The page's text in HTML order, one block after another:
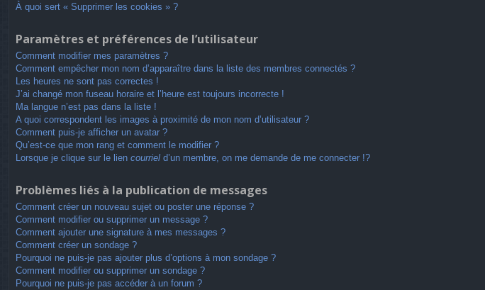
À quoi sert « Supprimer les cookies » ?
Paramètres et préférences de l’utilisateur
Comment modifier mes paramètres ?
Comment empêcher mon nom d’apparaître dans la liste des membres connectés ?
Les heures ne sont pas correctes !
J’ai changé mon fuseau horaire et l’heure est toujours incorrecte !
Ma langue n’est pas dans la liste !
A quoi correspondent les images à proximité de mon nom d’utilisateur ?
Comment puis-je afficher un avatar ?
Qu’est-ce que mon rang et comment le modifier ?
Lorsque je clique sur le lien courriel d’un membre, on me demande de me connecter !?
Problèmes liés à la publication de messages
Comment créer un nouveau sujet ou poster une réponse ?
Comment modifier ou supprimer un message ?
Comment ajouter une signature à mes messages ?
Comment créer un sondage ?
Pourquoi ne puis-je pas ajouter plus d’options à mon sondage ?
Comment modifier ou supprimer un sondage ?
Pourquoi ne puis-je pas accéder à un forum ?